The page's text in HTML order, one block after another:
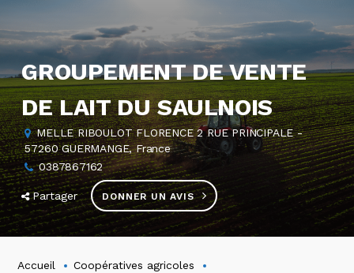
GROUPEMENT DE VENTE
DE LAIT DU SAULNOIS
MELLE RIBOULOT FLORENCE 2 RUE PRINCIPALE -
57260 GUERMANGE, France
0387867162
Partager DONNER UN AVIS
Accueil
Coopératives agricoles